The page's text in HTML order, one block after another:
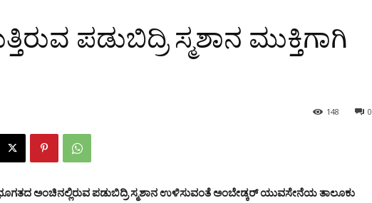
ಪಡುಬಿದ್ರಿ ಸ್ಮಶಾನ ಮುಕ್ತಿಗಾಗಿ
0
148
ಭೂಗತದ ಅಂಚಿನಲ್ಲಿರುವ ಪಡುಬಿದ್ರಿ ಸ್ಮಶಾನ ಉಳಿಸುವಂತೆ ಅಂಬೇಡ್ಕರ್ ಯುವಸೇನೆಯ ತಾಲೂಕು